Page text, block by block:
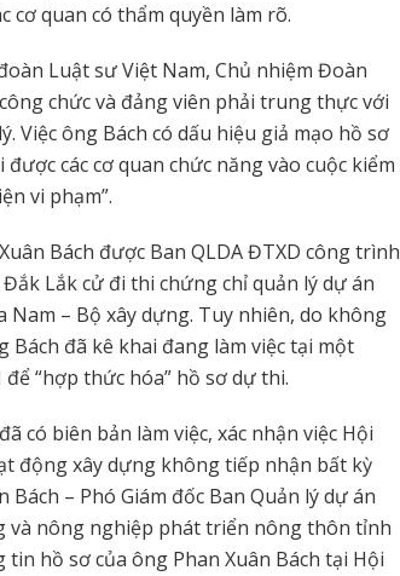
cơ quan có thẩm quyền làm rõ.
Luật sư Việt Nam, Chủ nhiệm Đoàn
chức và đảng viên phải trung thực với
Việc ông Bách có dấu hiệu giả mạo hồ sơ
các cơ quan chức năng vào cuộc kiểm
vi phạm”.
Bách được Ban QLDA ĐTXD công trình
Lắk cử đi thi chứng chỉ quản lý dự án
– Bộ xây dựng. Tuy nhiên, do không
Bách đã kê khai đang làm việc tại một
“hợp thức hóa” hồ sơ dự thi.
có biên bản làm việc, xác nhận việc Hội
động xây dựng không tiếp nhận bất kỳ
– Phó Giám đốc Ban Quản lý dự án
nông nghiệp phát triển nông thôn tỉnh
hồ sơ của ông Phan Xuân Bách tại Hội